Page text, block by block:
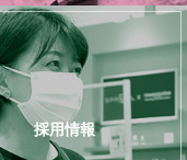
採用情報